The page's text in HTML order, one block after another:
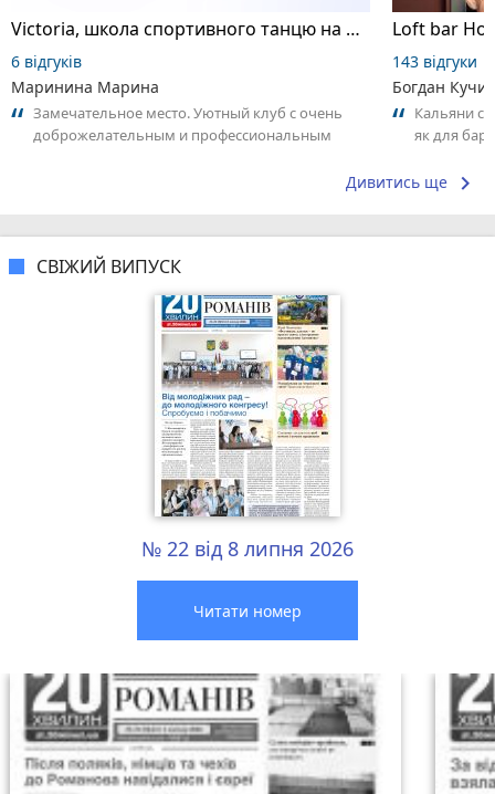
Victoria, школа спортивного танцю на пілоні
6 відгуків
Маринина Марина
Замечательное место. Уютный клуб с очень
доброжелательным и профессиональным
Loft bar
143 відгуки
Богдан
Кальяни
як для
Дивитись ще keyboard_arrow_right
СВІЖИЙ ВИПУСК
№ 22 від 8 липня 2026
Читати номер